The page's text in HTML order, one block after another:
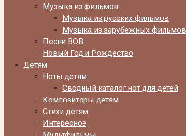
Музыка из фильмов
Музыка из русских фильмов
Музыка из зарубежных фильмов
Песни ВОВ
Новый Год и Рождество
Детям
Ноты детям
Сводный каталог нот для детей
Композиторы детям
Стихи детям
Интересное